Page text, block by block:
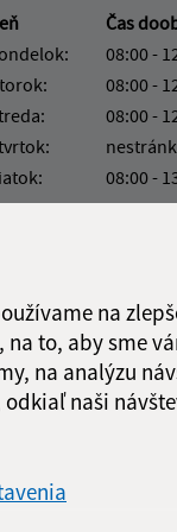
na
to, aby sme
na analýzu
naši
Response
Čas
08:00 -
08:00 -
08:00 -
08:00 -